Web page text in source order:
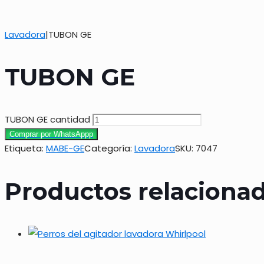
Lavadora|TUBON GE
TUBON GE
TUBON GE cantidad
Comprar por WhatsAppp
Etiqueta: MABE-GECategoría: LavadoraSKU: 7047
Productos